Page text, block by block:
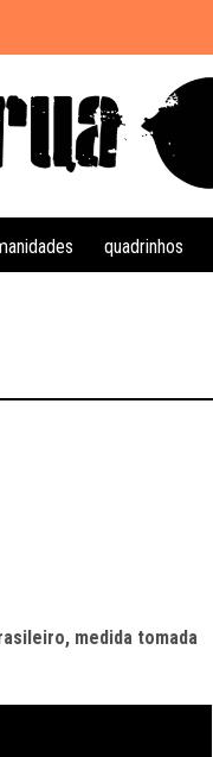
quadrinhos
medida tomada